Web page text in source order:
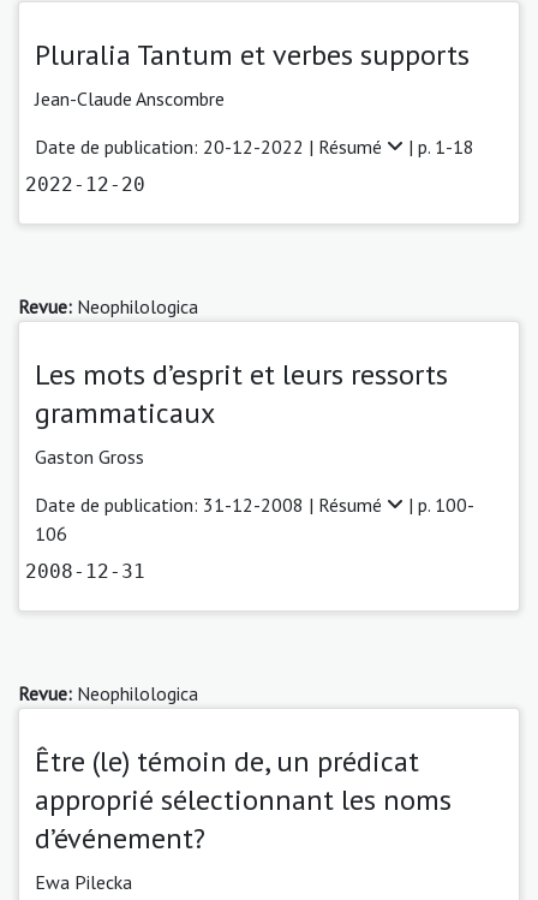
Pluralia Tantum et verbes supports
Jean-Claude Anscombre
Date de publication: 20-12-2022 | Résumé | p. 1-18
2022-12-20
Revue: Neophilologica
Les mots d’esprit et leurs ressorts
grammaticaux
Gaston Gross
Date de publication: 31-12-2008 | Résumé
| p. 100-
106
2008-12-31
Revue: Neophilologica
Être (le) témoin de, un prédicat
approprié sélectionnant les noms
d’événement?
Ewa Pilecka